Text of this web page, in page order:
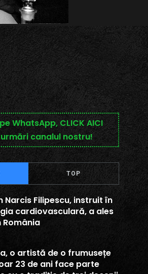
WhatsApp, CLICK AICI
canalul nostru!
TOP
Narcis Filipescu, instruit în
cardiovasculară, a ales
o artistă de o frumusețe
23 de ani face parte